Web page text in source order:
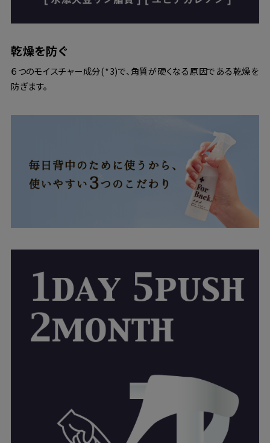
乾燥を防ぐ
６つのモイスチャー成分(*3)で、角質が硬くなる原因である乾燥を
防ぎます。